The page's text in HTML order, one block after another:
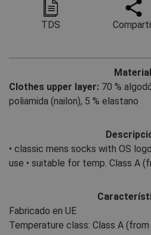
TDS
Clothes upper layer: 70 %
poliamida (nailon), 5 % elastano
• classic mens socks with OS
use • suitable for temp. Class A
Fabricado en UE
Temperature class: Class A (from